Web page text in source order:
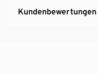
Kundenbewertungen